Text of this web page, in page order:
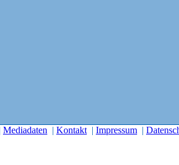
Mediadaten | Kontakt | Impressum |